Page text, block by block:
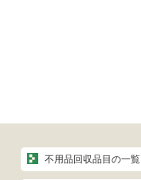
不用品回収品目の一覧